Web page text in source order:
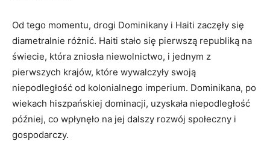
Od tego momentu, drogi Dominikany i Haiti zaczęły się
diametralnie różnić. Haiti stało się pierwszą republiką na
świecie, która zniosła niewolnictwo, i jednym z
pierwszych krajów, które wywalczyły swoją
niepodległość od kolonialnego imperium. Dominikana, po
wiekach hiszpańskiej dominacji, uzyskała niepodległość
później, co wpłynęło na jej dalszy rozwój społeczny i
gospodarczy.